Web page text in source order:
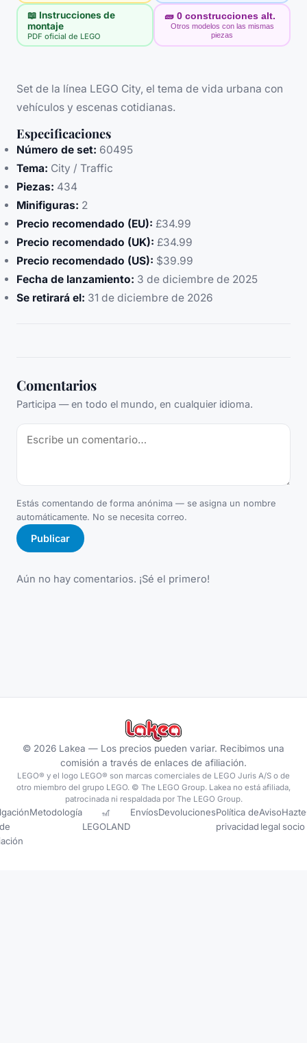
📖 Instrucciones de
montaje
PDF oficial de LEGO
🧱 0 construcciones alt.
Otros modelos con las mismas
piezas
Set de la línea LEGO City, el tema de vida urbana con
vehículos y escenas cotidianas.
Especificaciones
Número de set: 60495
Tema: City / Traffic
Piezas: 434
Minifiguras: 2
Precio recomendado (EU): £34.99
Precio recomendado (UK): £34.99
Precio recomendado (US): $39.99
Fecha de lanzamiento: 3 de diciembre de 2025
Se retirará el: 31 de diciembre de 2026
Comentarios
Participa — en todo el mundo, en cualquier idioma.
Estás comentando de forma anónima — se asigna un nombre
automáticamente. No se necesita correo.
Publicar
Aún no hay comentarios. ¡Sé el primero!
© 2026 Lakea — Los precios pueden variar. Recibimos una
comisión a través de enlaces de afiliación.
LEGO® y el logo LEGO® son marcas comerciales de LEGO Juris A/S o de
otro miembro del grupo LEGO. © The LEGO Group. Lakea no está afiliada,
patrocinada ni respaldada por The LEGO Group.
de
Metodología
🎢
LEGOLAND
EnvíosDevolucionesPolítica de
privacidad
Aviso
legal
Hazte
socio